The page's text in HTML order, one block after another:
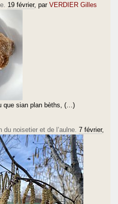
19 février, par VERDIER Gilles
que sian plan bèths, (…)
noisetier et de l’aulne. 7 février,